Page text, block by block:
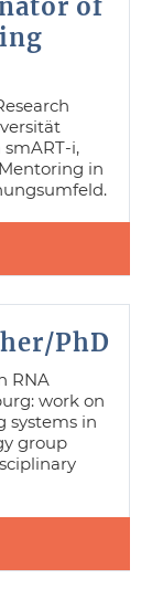
of
i,
in
PhD
RNA
work on
systems in
group